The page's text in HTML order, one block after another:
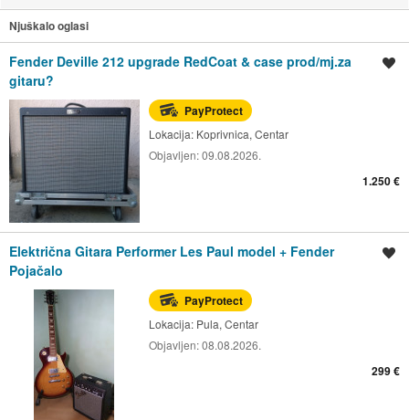
Njuškalo oglasi
Fender Deville 212 upgrade RedCoat & case prod/mj.za
gitaru?
PayProtect
Lokacija: Koprivnica, Centar
Objavljen:09.08.2026.
1.250 €
Električna Gitara Performer Les Paul model + Fender
Pojačalo
PayProtect
Lokacija: Pula, Centar
Objavljen:08.08.2026.
299 €